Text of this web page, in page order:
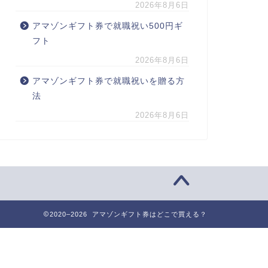
2026年8月6日
アマゾンギフト券で就職祝い500円ギ
フト
2026年8月6日
アマゾンギフト券で就職祝いを贈る方
法
2026年8月6日
2020–2026 アマゾンギフト券はどこで買える？